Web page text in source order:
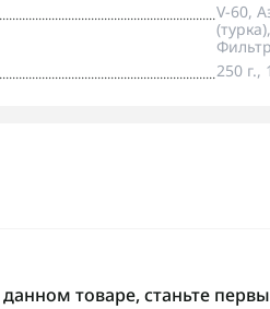
V-60,
250 г.,
товаре, станьте